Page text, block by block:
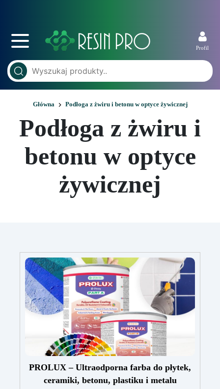
Profil
Główna Podłoga z żwiru i betonu w optyce żywicznej
Podłoga z żwiru i
betonu w optyce
żywicznej
PROLUX – Ultraodporna farba do płytek,
ceramiki, betonu, plastiku i metalu